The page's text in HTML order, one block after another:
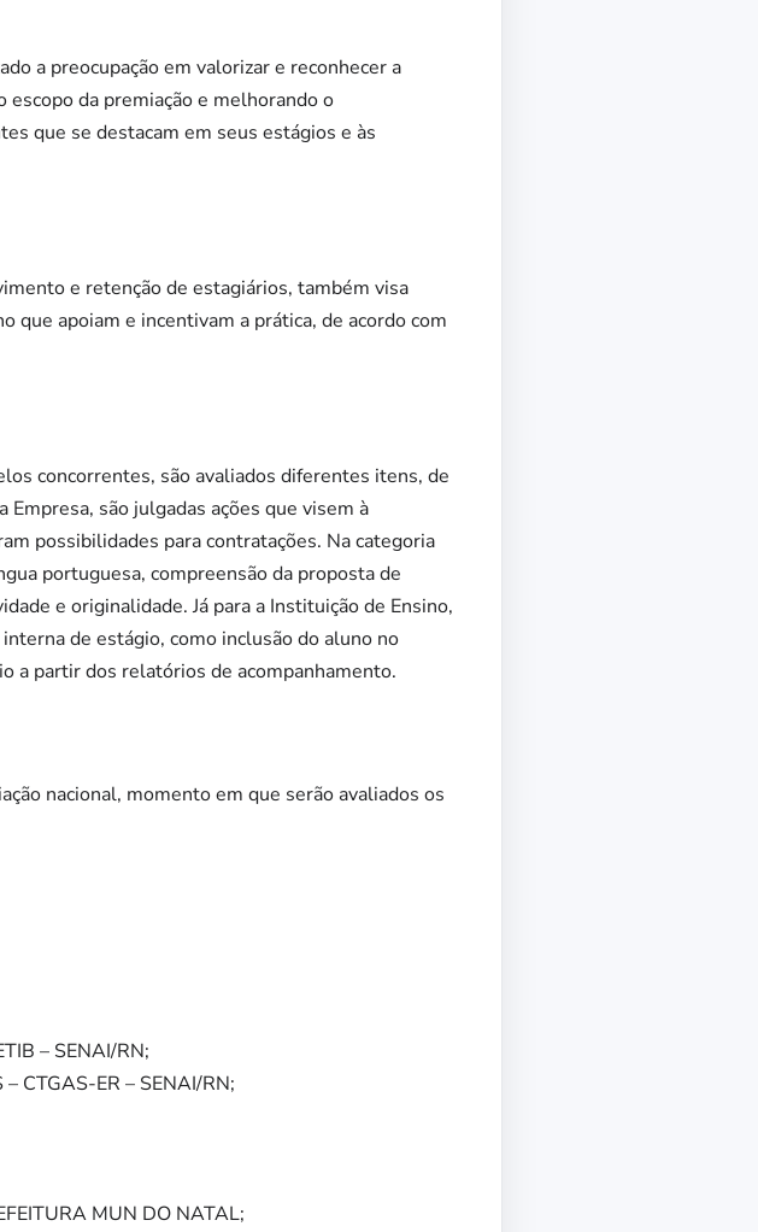
a preocupação em valorizar e reconhecer a
da premiação e melhorando o
que se destacam em seus estágios e às
e retenção de estagiários, também visa
que apoiam e incentivam a prática, de acordo com
concorrentes, são avaliados diferentes itens, de
Empresa, são julgadas ações que visem à
possibilidades para contratações. Na categoria
portuguesa, compreensão da proposta de
e originalidade. Já para a Instituição de Ensino,
de estágio, como inclusão do aluno no
a partir dos relatórios de acompanhamento.
nacional, momento em que serão avaliados os
– SENAI/RN;
– CTGAS-ER – SENAI/RN;
MUN DO NATAL;